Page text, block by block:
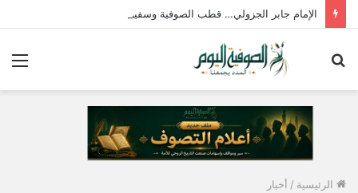
الإمام جابر الجزولي… قطب الصوفية وسفير الحب الإلهي في مصر
الرئيسية / أخبار